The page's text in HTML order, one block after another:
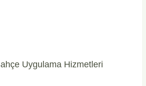
Uygulama Hizmetleri